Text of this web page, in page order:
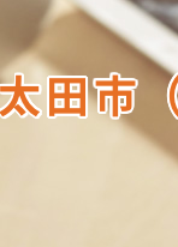
田市